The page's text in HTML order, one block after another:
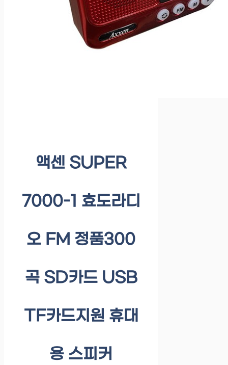
액센 SUPER
7000-1 효도라디
오 FM 정품300
곡 SD카드 USB
TF카드지원 휴대
용 스피커